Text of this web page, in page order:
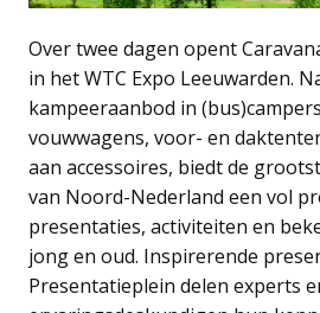
Over twee dagen opent
in het WTC Expo Leeuwarden.
kampeeraanbod in
vouwwagens, voor- en
aan accessoires, biedt de
van Noord-Nederland een vol
presentaties, activiteiten en
jong en oud. Inspirerende
Presentatieplein delen experts